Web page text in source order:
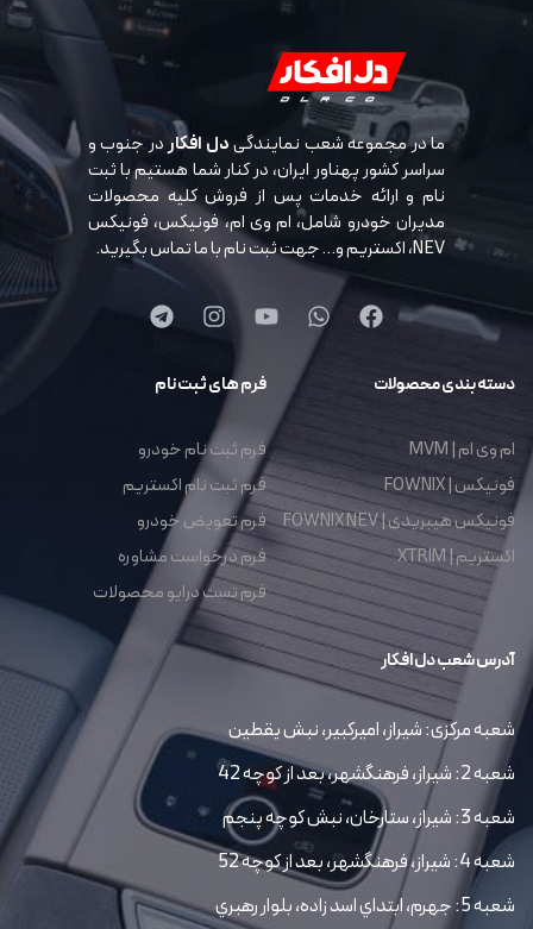
ما در مجموعه شعب نمایندگیدل افکاردر جنوب و
سراسر کشور پهناور ایران، در کنار شما هستیم با ثبت
نام و ارائه خدمات پس از فروش کلیه محصولات
مدیران خودرو شامل، ام وی ام، فونیکس، فونیکس
NEV، اکستریم و… جهت ثبت نام با ما تماس بگیرید.
دسته بندی محصولات
ام وی ام | MVM
فونیکس | FOWNIX
فونیکس هیبریدی | FOWNIX NEV
اکستریم | XTRIM
فرم های ثبت نام
فرم ثبت نام خودرو
فرم ثبت نام اکستریم
فرم تعویض خودرو
فرم درخواست مشاوره
فرم تست درایو محصولات
آدرس شعب دل افکار
شعبه مرکزی: شیراز، امیرکبیر، نبش یقطین
شعبه 2: شیراز، فرهنگشهر، بعد از کوچه 42
شعبه 3: شیراز، ستارخان، نبش کوچه پنجم
شعبه 4: شیراز، فرهنگشهر، بعد از کوچه 52
شعبه 5: جهرم، ابتداي اسد زاده، بلوار رهبري